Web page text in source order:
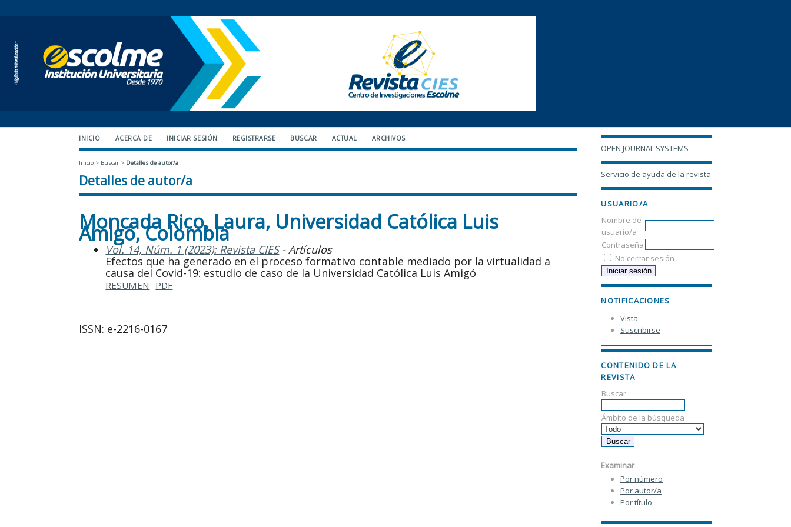
OPEN JOURNAL SYSTEMS
Servicio de ayuda de la revista
USUARIO/A
Nombre de
usuario/a
Contraseña
No cerrar sesión
NOTIFICACIONES
Vista
Suscribirse
CONTENIDO DE LA
REVISTA
Buscar
Ámbito de la búsqueda
Examinar
Por número
Por autor/a
Por título
INICIO ACERCA DE INICIAR SESIÓN REGISTRARSE BUSCAR ACTUAL ARCHIVOS
Inicio > Buscar > Detalles de autor/a
Detalles de autor/a
Moncada Rico, Laura, Universidad Católica Luis
Amigó, Colombia
Vol. 14, Núm. 1 (2023): Revista CIES- Artículos
Efectos que ha generado en el proceso formativo contable mediado por la virtualidad a
causa del Covid-19: estudio de caso de la Universidad Católica Luis Amigó
RESUMEN PDF
ISSN: e-2216-0167